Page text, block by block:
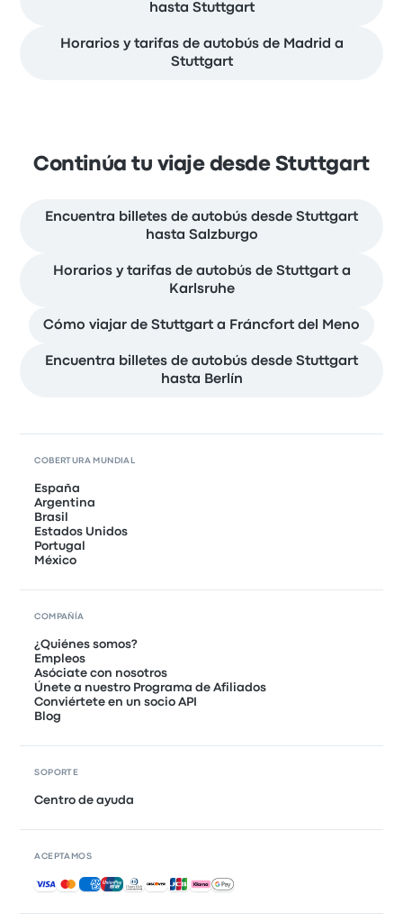
hasta Stuttgart
Horarios y tarifas de autobús de Madrid a
Stuttgart
Continúa tu viaje desde Stuttgart
Encuentra billetes de autobús desde Stuttgart
hasta Salzburgo
Horarios y tarifas de autobús de Stuttgart a
Karlsruhe
Cómo viajar de Stuttgart a Fráncfort del Meno
Encuentra billetes de autobús desde Stuttgart
hasta Berlín
COBERTURA MUNDIAL
España
Argentina
Brasil
Estados Unidos
Portugal
México
COMPAÑÍA
¿Quiénes somos?
Empleos
Asóciate con nosotros
Únete a nuestro Programa de Afiliados
Conviértete en un socio API
Blog
SOPORTE
Centro de ayuda
ACEPTAMOS
Pagos aceptados